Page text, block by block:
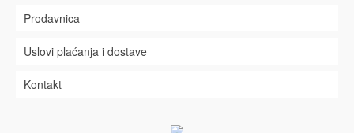
Prodavnica
Uslovi plaćanja i dostave
Kontakt